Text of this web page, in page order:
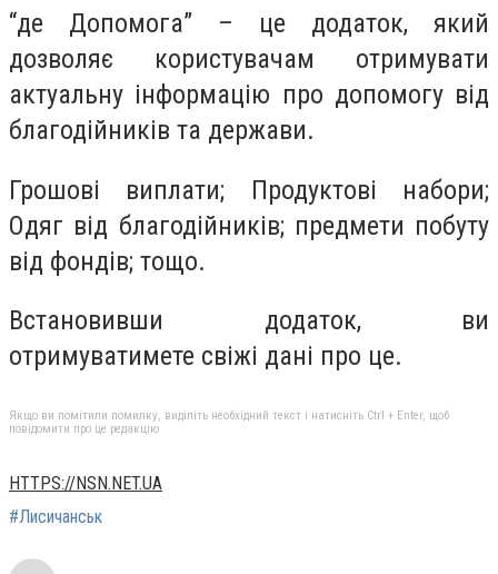
“де Допомога” – це додаток, який
дозволяє користувачам отримувати
актуальну інформацію про допомогу від
благодійників та держави.
Грошові виплати; Продуктові набори;
Одяг від благодійників; предмети побуту
від фондів; тощо.
Встановивши додаток, ви
отримуватимете свіжі дані про це.
Якщо ви помітили помилку, виділіть необхідний текст і натисніть Ctrl + Enter, щоб
повідомити про це редакцію
HTTPS://NSN.NET.UA
#Лисичанськ